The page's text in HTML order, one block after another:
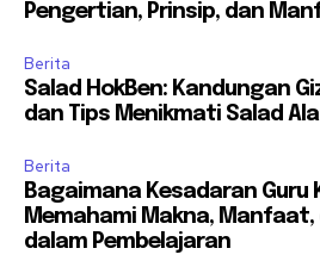
Pengertian, Prinsip, dan
Berita
Salad HokBen: Kandungan
dan Tips Menikmati Salad
Berita
Bagaimana Kesadaran Guru
Memahami Makna,
dalam Pembelajaran